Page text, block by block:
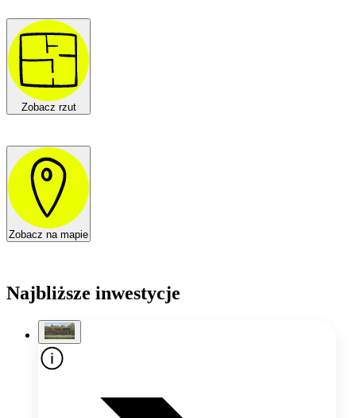
Zobacz rzut
Zobacz na mapie
Najbliższe inwestycje